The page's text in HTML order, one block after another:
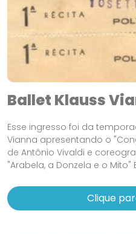
Ballet Klauss
Esse ingresso foi da
Vianna apresentando o
de Antônio Vivaldi e
"Arabela, a Donzela e o Mito"
Clique